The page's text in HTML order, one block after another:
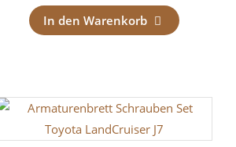
In den Warenkorb